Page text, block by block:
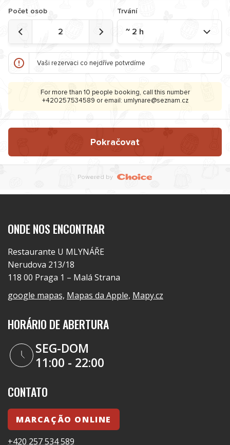
ONDE NOS ENCONTRAR
Restaurante U MLYNÁŘE
Nerudova 213/18
118 00 Praga 1 – Malá Strana
google mapas, Mapas da Apple, Mapy.cz
HORÁRIO DE ABERTURA
SEG-DOM
11:00 - 22:00
CONTATO
MARCAÇÃO ONLINE
+420 257 534 589